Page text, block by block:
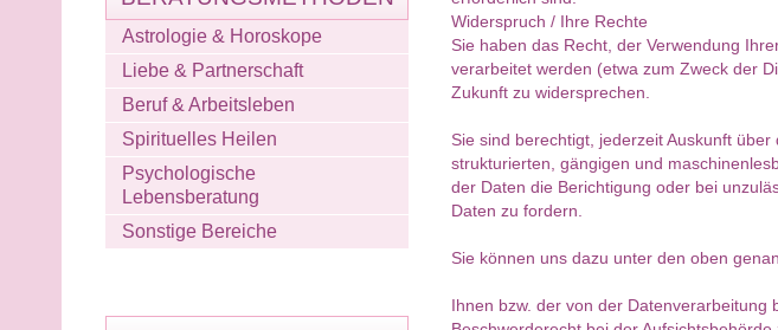
Astrologie & Horoskope
Liebe & Partnerschaft
Beruf & Arbeitsleben
Spirituelles Heilen
Psychologische
Lebensberatung
Sonstige Bereiche
Widerspruch / Ihre Rechte
Sie haben das Recht, der Verwendung
verarbeitet werden (etwa zum Zweck der
Zukunft zu widersprechen.
Sie sind berechtigt, jederzeit Auskunft
strukturierten, gängigen und
der Daten die Berichtigung oder bei
Daten zu fordern.
Sie können uns dazu unter den oben
Ihnen bzw. der von der Datenverarbeitung